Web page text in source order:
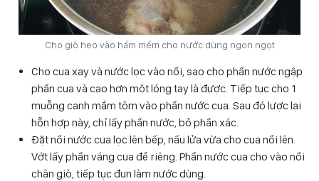
Cho giò heo vào hầm mềm cho nước dùng ngon ngọt
Cho cua xay và nước lọc vào nồi, sao cho phần nước ngập
phần cua và cao hơn một lóng tay là được. Tiếp tục cho 1
muỗng canh mắm tôm vào phần nước cua. Sau đó lược lại
hỗn hợp này, chỉ lấy phần nước, bỏ phần xác.
Đặt nồi nước cua lọc lên bếp, nấu lửa vừa cho cua nổi lên.
Vớt lấy phần váng cua để riêng. Phần nước cua cho vào nồi
chân giò, tiếp tục đun làm nước dùng.